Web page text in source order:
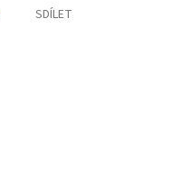
SDÍLET